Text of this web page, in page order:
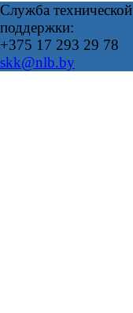
Служба технической
поддержки:
+375 17 293 29 78
skk@nlb.by